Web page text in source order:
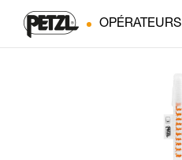
OPÉRATEURS